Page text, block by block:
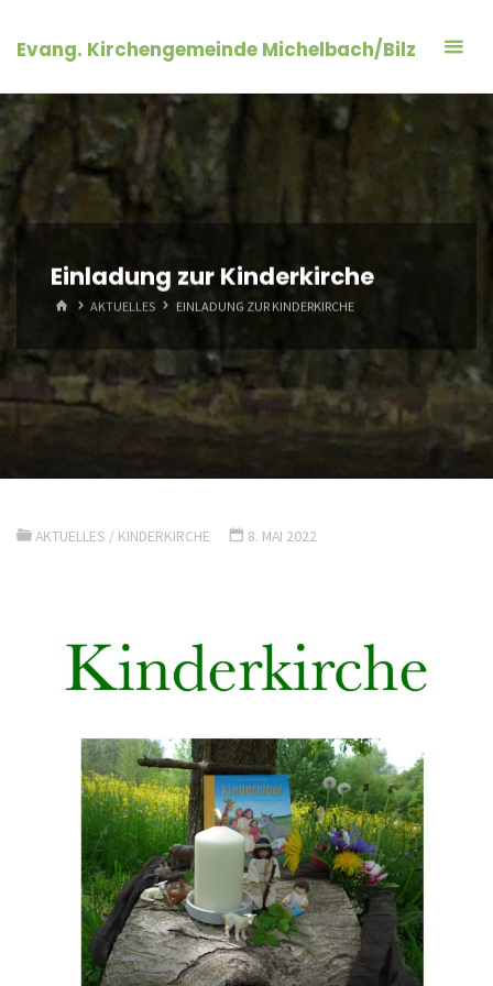
InhaltEvang. Kirchengemeinde Michelbach/Bilz
Einladung zur Kinderkirche
START
AKTUELLES EINLADUNG ZUR KINDERKIRCHE
AKTUELLES / KINDERKIRCHE 8. MAI 2022